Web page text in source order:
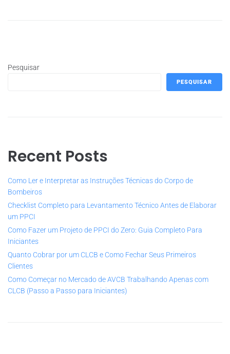
Pesquisar
PESQUISAR
Recent Posts
Como Ler e Interpretar as Instruções Técnicas do Corpo de
Bombeiros
Checklist Completo para Levantamento Técnico Antes de Elaborar
um PPCI
Como Fazer um Projeto de PPCI do Zero: Guia Completo Para
Iniciantes
Quanto Cobrar por um CLCB e Como Fechar Seus Primeiros
Clientes
Como Começar no Mercado de AVCB Trabalhando Apenas com
CLCB (Passo a Passo para Iniciantes)